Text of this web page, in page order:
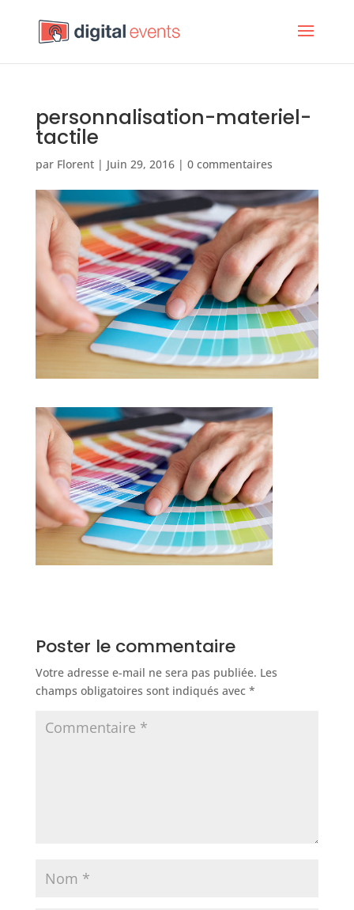
personnalisation-materiel-
tactile
par Florent| Juin 29, 2016| 0 commentaires
Poster le commentaire
Votre adresse e-mail ne sera pas publiée. Les
champs obligatoires sont indiqués avec *